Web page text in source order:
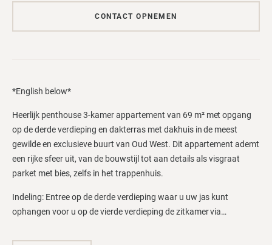
CONTACT OPNEMEN
*English below*
Heerlijk penthouse 3-kamer appartement van 69 m² met opgang
op de derde verdieping en dakterras met dakhuis in de meest
gewilde en exclusieve buurt van Oud West. Dit appartement ademt
een rijke sfeer uit, van de bouwstijl tot aan details als visgraat
parket met bies, zelfs in het trappenhuis.
Indeling: Entree op de derde verdieping waar u uw jas kunt
ophangen voor u op de vierde verdieping de zitkamer via…